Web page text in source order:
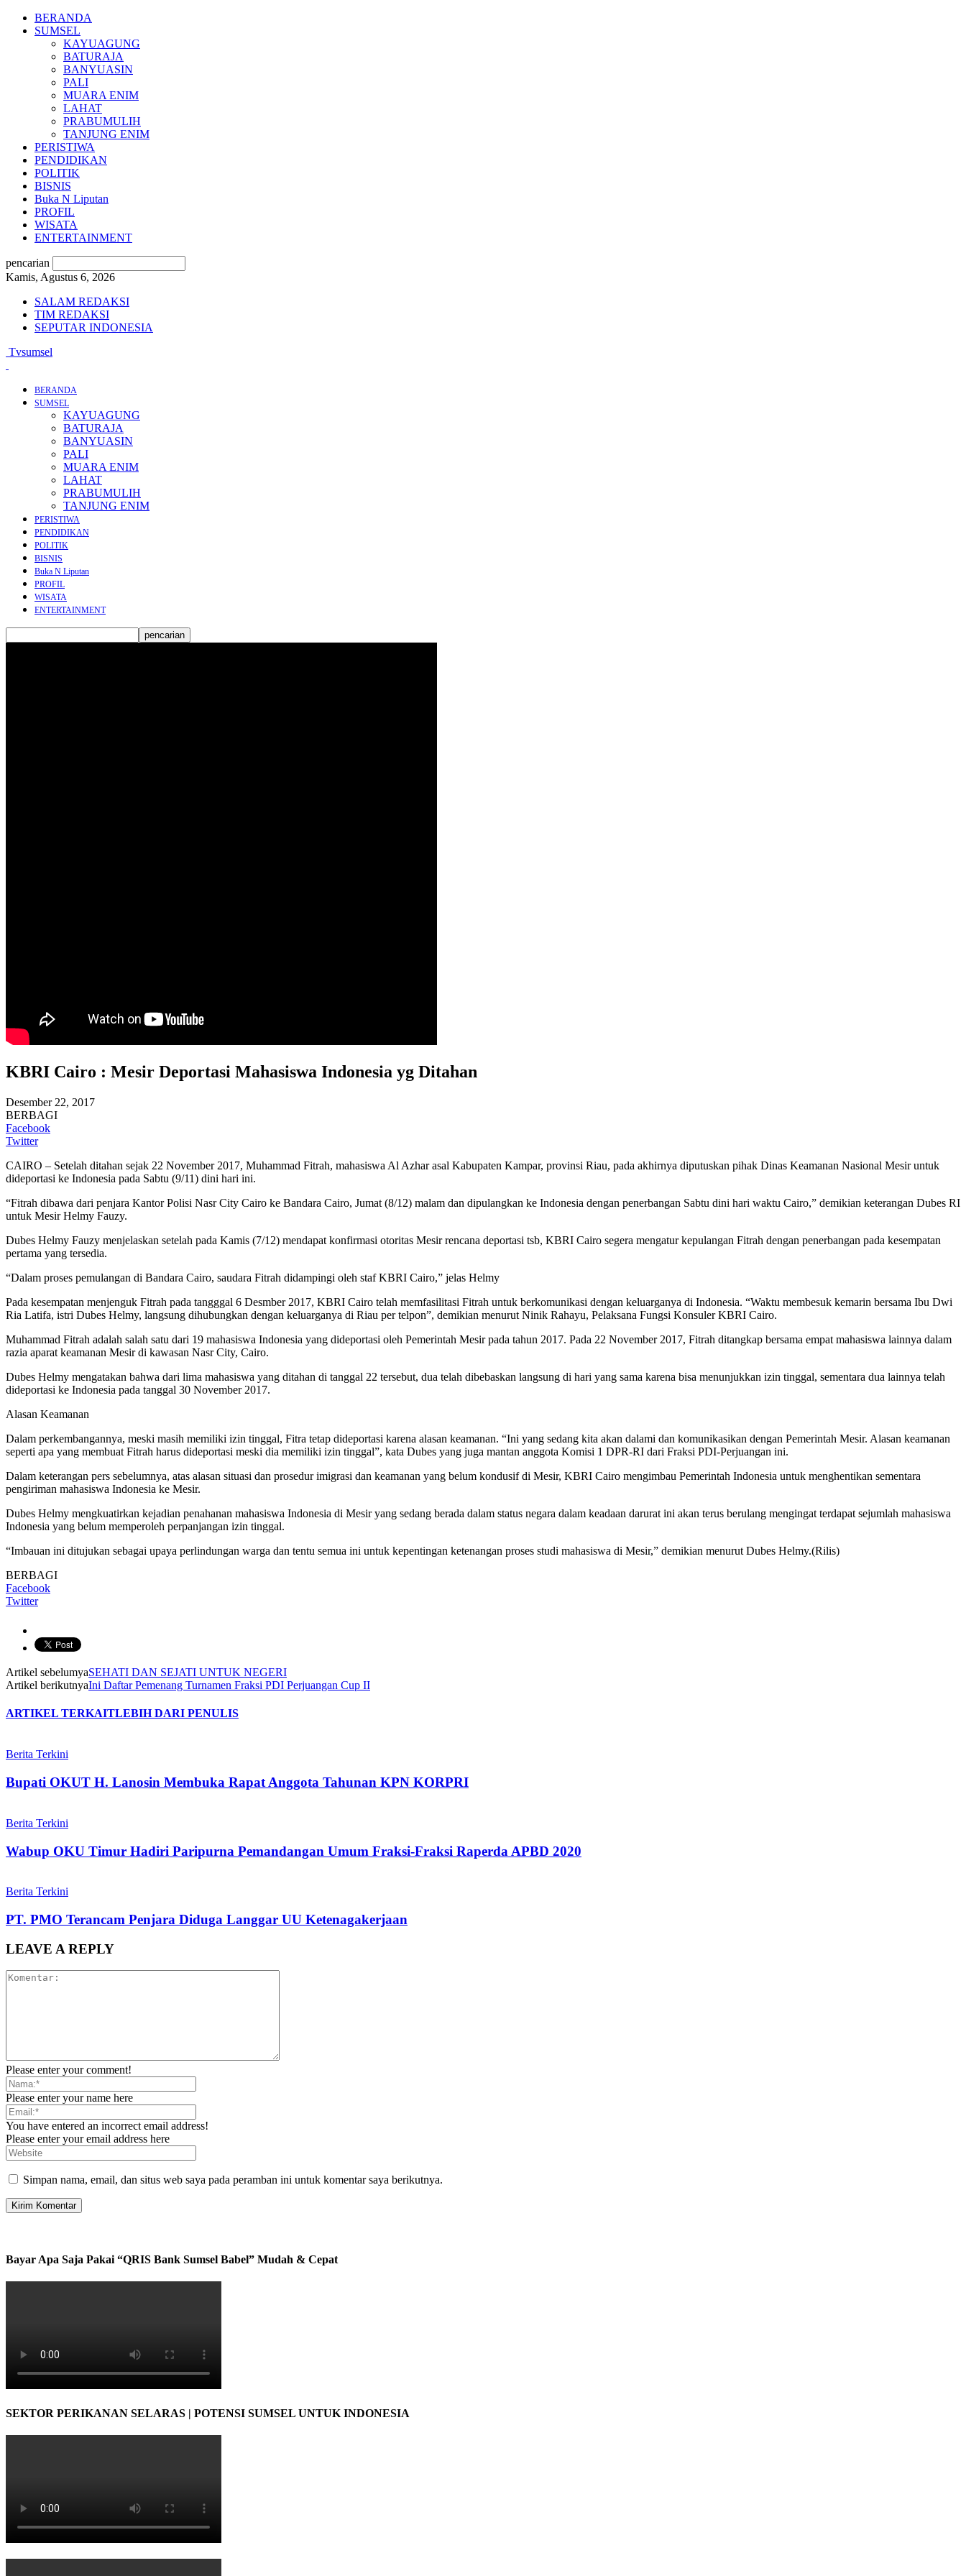
BERANDA
SUMSEL
KAYUAGUNG
BATURAJA
BANYUASIN
PALI
MUARA ENIM
LAHAT
PRABUMULIH
TANJUNG ENIM
PERISTIWA
PENDIDIKAN
POLITIK
BISNIS
Buka N Liputan
PROFIL
WISATA
ENTERTAINMENT
pencarian
Kamis, Agustus 6, 2026
SALAM REDAKSI
TIM REDAKSI
SEPUTAR INDONESIA
Tvsumsel
BERANDA
SUMSEL
KAYUAGUNG
BATURAJA
BANYUASIN
PALI
MUARA ENIM
LAHAT
PRABUMULIH
TANJUNG ENIM
PERISTIWA
PENDIDIKAN
POLITIK
BISNIS
Buka N Liputan
PROFIL
WISATA
ENTERTAINMENT
KBRI Cairo : Mesir Deportasi Mahasiswa Indonesia yg Ditahan
Desember 22, 2017
BERBAGI
Facebook
Twitter
CAIRO – Setelah ditahan sejak 22 November 2017, Muhammad Fitrah, mahasiswa Al Azhar asal Kabupaten Kampar, provinsi Riau, pada akhirnya diputuskan pihak Dinas Keamanan Nasional Mesir untuk
dideportasi ke Indonesia pada Sabtu (9/11) dini hari ini.
“Fitrah dibawa dari penjara Kantor Polisi Nasr City Cairo ke Bandara Cairo, Jumat (8/12) malam dan dipulangkan ke Indonesia dengan penerbangan Sabtu dini hari waktu Cairo,” demikian keterangan Dubes RI
untuk Mesir Helmy Fauzy.
Dubes Helmy Fauzy menjelaskan setelah pada Kamis (7/12) mendapat konfirmasi otoritas Mesir rencana deportasi tsb, KBRI Cairo segera mengatur kepulangan Fitrah dengan penerbangan pada kesempatan
pertama yang tersedia.
“Dalam proses pemulangan di Bandara Cairo, saudara Fitrah didampingi oleh staf KBRI Cairo,” jelas Helmy
Pada kesempatan menjenguk Fitrah pada tangggal 6 Desmber 2017, KBRI Cairo telah memfasilitasi Fitrah untuk berkomunikasi dengan keluarganya di Indonesia. “Waktu membesuk kemarin bersama Ibu Dwi
Ria Latifa, istri Dubes Helmy, langsung dihubungkan dengan keluarganya di Riau per telpon”, demikian menurut Ninik Rahayu, Pelaksana Fungsi Konsuler KBRI Cairo.
Muhammad Fitrah adalah salah satu dari 19 mahasiswa Indonesia yang dideportasi oleh Pemerintah Mesir pada tahun 2017. Pada 22 November 2017, Fitrah ditangkap bersama empat mahasiswa lainnya dalam
razia aparat keamanan Mesir di kawasan Nasr City, Cairo.
Dubes Helmy mengatakan bahwa dari lima mahasiswa yang ditahan di tanggal 22 tersebut, dua telah dibebaskan langsung di hari yang sama karena bisa menunjukkan izin tinggal, sementara dua lainnya telah
dideportasi ke Indonesia pada tanggal 30 November 2017.
Alasan Keamanan
Dalam perkembangannya, meski masih memiliki izin tinggal, Fitra tetap dideportasi karena alasan keamanan. “Ini yang sedang kita akan dalami dan komunikasikan dengan Pemerintah Mesir. Alasan keamanan
seperti apa yang membuat Fitrah harus dideportasi meski dia memiliki izin tinggal”, kata Dubes yang juga mantan anggota Komisi 1 DPR-RI dari Fraksi PDI-Perjuangan ini.
Dalam keterangan pers sebelumnya, atas alasan situasi dan prosedur imigrasi dan keamanan yang belum kondusif di Mesir, KBRI Cairo mengimbau Pemerintah Indonesia untuk menghentikan sementara
pengiriman mahasiswa Indonesia ke Mesir.
Dubes Helmy mengkuatirkan kejadian penahanan mahasiswa Indonesia di Mesir yang sedang berada dalam status negara dalam keadaan darurat ini akan terus berulang mengingat terdapat sejumlah mahasiswa
Indonesia yang belum memperoleh perpanjangan izin tinggal.
“Imbauan ini ditujukan sebagai upaya perlindungan warga dan tentu semua ini untuk kepentingan ketenangan proses studi mahasiswa di Mesir,” demikian menurut Dubes Helmy.(Rilis)
BERBAGI
Facebook
Twitter
Artikel sebelumyaSEHATI DAN SEJATI UNTUK NEGERI
Artikel berikutnyaIni Daftar Pemenang Turnamen Fraksi PDI Perjuangan Cup II
ARTIKEL TERKAITLEBIH DARI PENULIS
Berita Terkini
Bupati OKUT H. Lanosin Membuka Rapat Anggota Tahunan KPN KORPRI
Berita Terkini
Wabup OKU Timur Hadiri Paripurna Pemandangan Umum Fraksi-Fraksi Raperda APBD 2020
Berita Terkini
PT. PMO Terancam Penjara Diduga Langgar UU Ketenagakerjaan
LEAVE A REPLY
Please enter your comment!
Please enter your name here
You have entered an incorrect email address!
Please enter your email address here
Simpan nama, email, dan situs web saya pada peramban ini untuk komentar saya berikutnya.
Bayar Apa Saja Pakai “QRIS Bank Sumsel Babel” Mudah & Cepat
SEKTOR PERIKANAN SELARAS | POTENSI SUMSEL UNTUK INDONESIA